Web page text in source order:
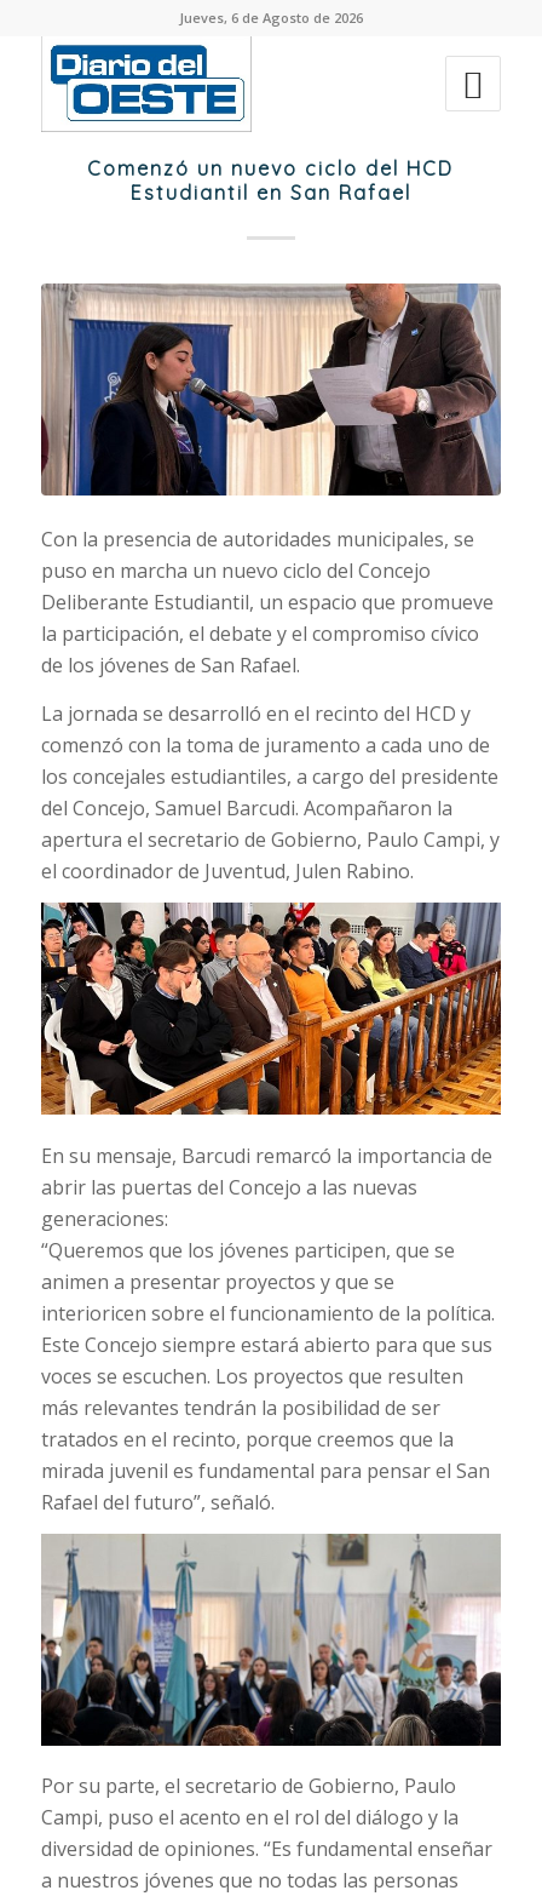
Jueves, 6 de Agosto de 2026
Comenzó un nuevo ciclo del HCD
Estudiantil en San Rafael
Con la presencia de autoridades municipales, se
puso en marcha un nuevo ciclo del Concejo
Deliberante Estudiantil, un espacio que promueve
la participación, el debate y el compromiso cívico
de los jóvenes de San Rafael.
La jornada se desarrolló en el recinto del HCD y
comenzó con la toma de juramento a cada uno de
los concejales estudiantiles, a cargo del presidente
del Concejo, Samuel Barcudi. Acompañaron la
apertura el secretario de Gobierno, Paulo Campi, y
el coordinador de Juventud, Julen Rabino.
En su mensaje, Barcudi remarcó la importancia de
abrir las puertas del Concejo a las nuevas
generaciones:
“Queremos que los jóvenes participen, que se
animen a presentar proyectos y que se
interioricen sobre el funcionamiento de la política.
Este Concejo siempre estará abierto para que sus
voces se escuchen. Los proyectos que resulten
más relevantes tendrán la posibilidad de ser
tratados en el recinto, porque creemos que la
mirada juvenil es fundamental para pensar el San
Rafael del futuro”, señaló.
Por su parte, el secretario de Gobierno, Paulo
Campi, puso el acento en el rol del diálogo y la
diversidad de opiniones. “Es fundamental enseñar
a nuestros jóvenes que no todas las personas